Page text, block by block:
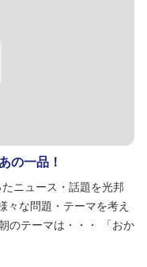
の一品！
ニュース・話題を光邦
々な問題・テーマを考え
のテーマは・・・ 「おか